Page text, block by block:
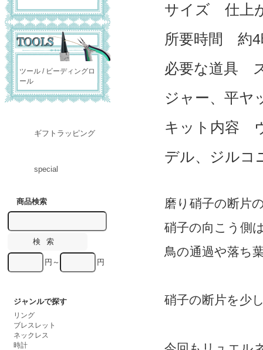
サイズ 仕上
所要時間 約4
必要な道具
ジャー、平ヤ
キット内容
デル、ジルコ
磨り硝子の断片
硝子の向こう側
鳥の通過や落ち
硝子の断片を少
ツール / ビーディングロ
ール
ギフトラッピング
special
商品検索
円～ 円
ジャンルで探す
リング
ブレスレット
ネックレス
時計